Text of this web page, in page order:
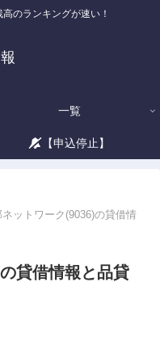
のランキングが速い！
一覧
【申込停止】
ネットワーク(9036)の貸借情
貸借情報と品貸